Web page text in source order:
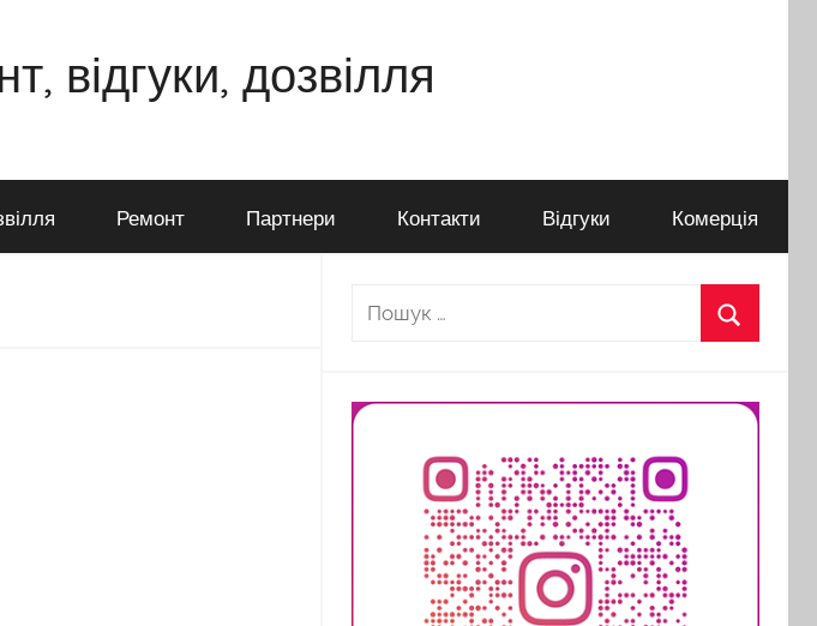
відгуки, дозвілля
Ремонт Партнери Контакти Відгуки Комерція
Пошук: